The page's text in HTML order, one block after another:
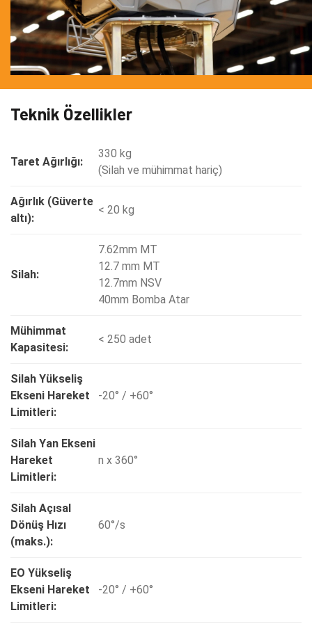
Teknik Özellikler
Taret Ağırlığı:
330 kg
(Silah ve mühimmat hariç)
Ağırlık (Güverte
altı):
< 20 kg
Silah:
7.62mm MT
12.7 mm MT
12.7mm NSV
40mm Bomba Atar
Mühimmat
Kapasitesi:
< 250 adet
Silah Yükseliş
Ekseni Hareket
Limitleri:
-20° / +60°
Silah Yan Ekseni
Hareket
Limitleri:
n x 360°
Silah Açısal
Dönüş Hızı
(maks.):
60°/s
EO Yükseliş
Ekseni Hareket
Limitleri:
-20° / +60°